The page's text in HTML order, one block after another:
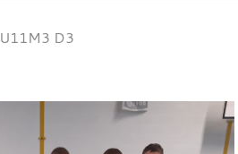
U11M3 D3